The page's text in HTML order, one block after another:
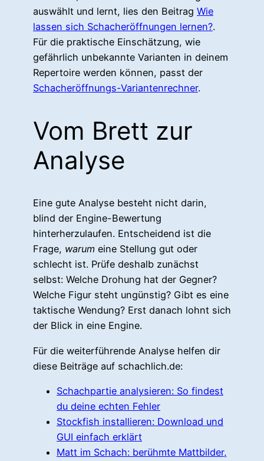
auswählt und lernt, lies den Beitrag Wie
lassen sich Schacheröffnungen lernen?.
Für die praktische Einschätzung, wie
gefährlich unbekannte Varianten in deinem
Repertoire werden können, passt der
Schacheröffnungs-Variantenrechner.
Vom Brett zur
Analyse
Eine gute Analyse besteht nicht darin,
blind der Engine-Bewertung
hinterherzulaufen. Entscheidend ist die
Frage, warum eine Stellung gut oder
schlecht ist. Prüfe deshalb zunächst
selbst: Welche Drohung hat der Gegner?
Welche Figur steht ungünstig? Gibt es eine
taktische Wendung? Erst danach lohnt sich
der Blick in eine Engine.
Für die weiterführende Analyse helfen dir
diese Beiträge auf schachlich.de:
Schachpartie analysieren: So findest
du deine echten Fehler
Stockfish installieren: Download und
GUI einfach erklärt
Matt im Schach: berühmte Mattbilder,